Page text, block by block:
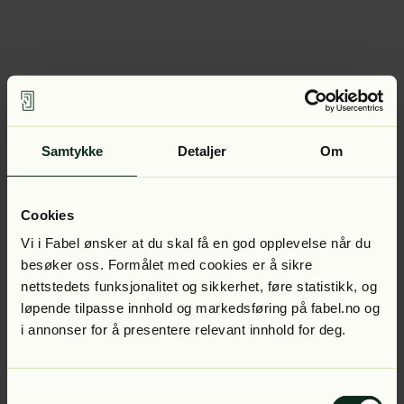
Samtykke Detaljer Om
Cookies
Vi i Fabel ønsker at du skal få en god opplevelse når du
besøker oss. Formålet med cookies er å sikre
nettstedets funksjonalitet og sikkerhet, føre statistikk, og
løpende tilpasse innhold og markedsføring på fabel.no og
i annonser for å presentere relevant innhold for deg.